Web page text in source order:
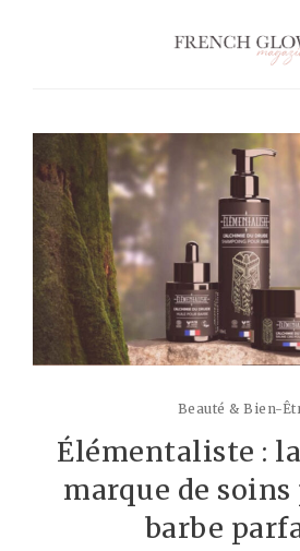
Beauté & Bien-
Élémentaliste :
marque de
barbe